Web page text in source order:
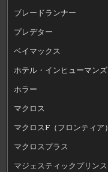
ブレードランナー
プレデター
ベイマックス
ホテル・インヒューマンズ
ホラー
マクロス
マクロスF（フロンティア）
マクロスプラス
マジェスティックプリンス